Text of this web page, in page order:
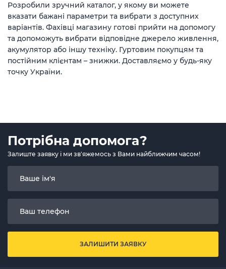
Розробили зручний каталог, у якому ви можете
вказати бажані параметри та вибрати з доступних
варіантів. Фахівці магазину готові прийти на допомогу
та допоможуть вибрати відповідне джерело живлення,
акумулятор або іншу техніку. Гуртовим покупцям та
постійним клієнтам – знижки. Доставляємо у будь-яку
точку України.
Потрібна допомога?
Залиште заявку і ми зв'яжемось з Вами найближчим часом!
ЗАЛИШИТИ ЗАЯВКУ